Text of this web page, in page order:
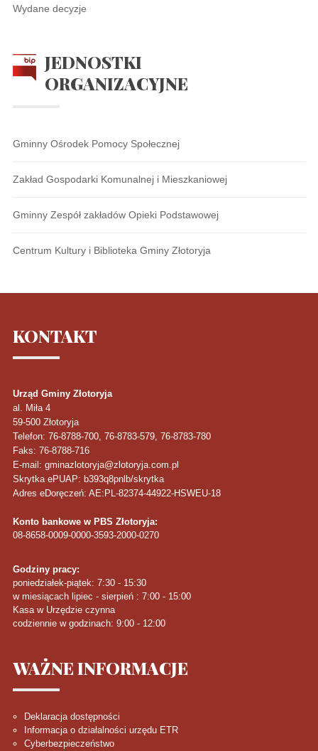
Wydane decyzje
JEDNOSTKI
ORGANIZACYJNE
Gminny Ośrodek Pomocy Społecznej
Zakład Gospodarki Komunalnej i Mieszkaniowej
Gminny Zespół zakładów Opieki Podstawowej
Centrum Kultury i Biblioteka Gminy Złotoryja
KONTAKT
Urząd Gminy Złotoryja
al. Miła 4
59-500 Złotoryja
Telefon: 76-8788-700, 76-8783-579, 76-8783-780
Faks: 76-8788-716
E-mail: gminazlotoryja@zlotoryja.com.pl
Skrytka ePUAP: b393q8pnlb/skrytka
Adres eDoręczeń: AE:PL-82374-44922-HSWEU-18
Konto bankowe w PBS Złotoryja:
08-8658-0009-0000-3593-2000-0270
Godziny pracy:
poniedziałek-piątek: 7:30 - 15:30
w miesiącach lipiec - sierpień : 7:00 - 15:00
Kasa w Urzędzie czynna
codziennie w godzinach: 9:00 - 12:00
WAŻNEINFORMACJE
Deklaracja dostępności
Informacja o działalności urzędu ETR
Cyberbezpieczeństwo